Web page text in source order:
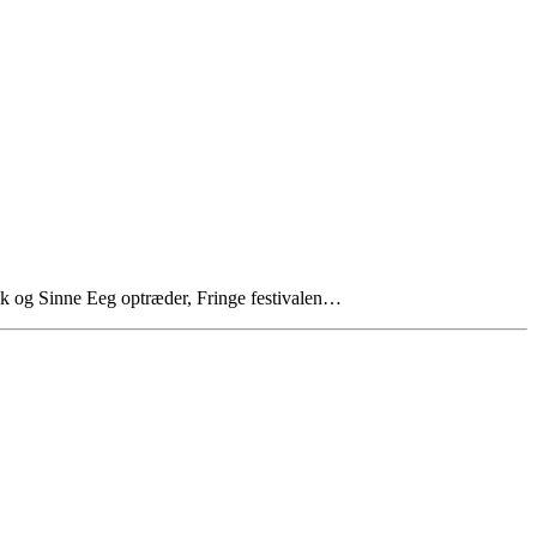
og Sinne Eeg optræder, Fringe festivalen…